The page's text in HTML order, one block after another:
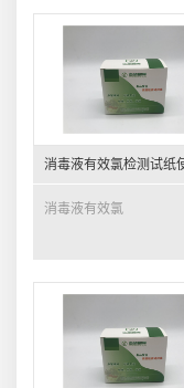
消毒液有效氯